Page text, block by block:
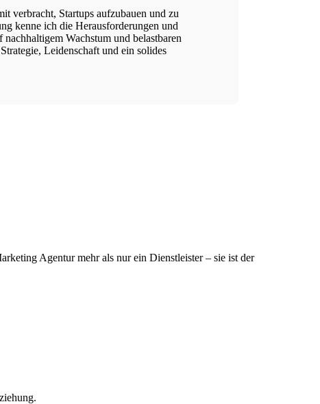
verbracht, Startups aufzubauen und zu
kenne ich die Herausforderungen und
Wachstum und belastbaren
Leidenschaft und ein solides
Agentur mehr als nur ein Dienstleister – sie ist der